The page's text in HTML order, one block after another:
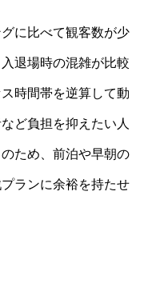
に比べて観客数が少
退場時の混雑が比較
時間帯を逆算して動
ど負担を抑えたい人
ため、前泊や早朝の
ランに余裕を持たせ